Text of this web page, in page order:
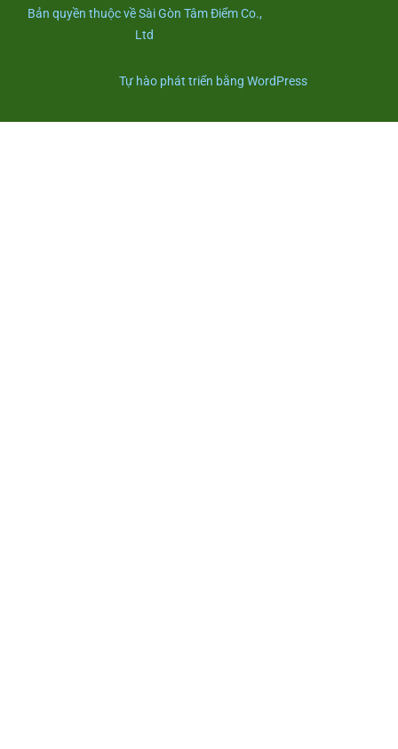
Bản quyền thuộc về Sài Gòn Tâm Điểm Co.,
Ltd
Tự hào phát triển bằng WordPress